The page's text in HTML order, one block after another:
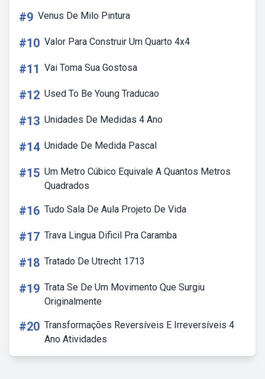
#9 Venus De Milo Pintura
#10 Valor Para Construir Um Quarto 4x4
#11 Vai Toma Sua Gostosa
#12 Used To Be Young Traducao
#13 Unidades De Medidas 4 Ano
#14 Unidade De Medida Pascal
#15 Um Metro Cúbico Equivale A Quantos Metros
Quadrados
#16 Tudo Sala De Aula Projeto De Vida
#17 Trava Lingua Dificil Pra Caramba
#18 Tratado De Utrecht 1713
#19 Trata Se De Um Movimento Que Surgiu
Originalmente
#20 Transformações Reversíveis E Irreversíveis 4
Ano Atividades